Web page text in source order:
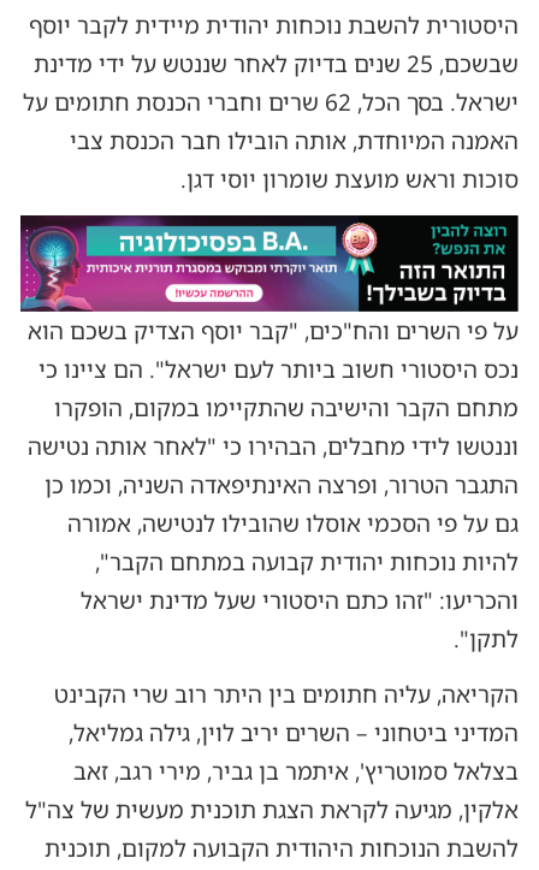
היסטורית להשבת נוכחות יהודית מיידית לקבר יוסף
שבשכם, 25 שנים בדיוק לאחר שננטש על ידי מדינת
ישראל. בסך הכל, 62 שרים וחברי הכנסת חתומים על
האמנה המיוחדת, אותה הובילו חבר הכנסת צבי
סוכות וראש מועצת שומרון יוסי דגן.
על פי השרים והח"כים, "קבר יוסף הצדיק בשכם הוא
נכס היסטורי חשוב ביותר לעם ישראל". הם ציינו כי
מתחם הקבר והישיבה שהתקיימו במקום, הופקרו
וננטשו לידי מחבלים, הבהירו כי "לאחר אותה נטישה
התגבר הטרור, ופרצה האינתיפאדה השניה, וכמו כן
גם על פי הסכמי אוסלו שהובילו לנטישה, אמורה
להיות נוכחות יהודית קבועה במתחם הקבר",
והכריעו: "זהו כתם היסטורי שעל מדינת ישראל
לתקן".
הקריאה, עליה חתומים בין היתר רוב שרי הקבינט
המדיני ביטחוני – השרים יריב לוין, גילה גמליאל,
בצלאל סמוטריץ', איתמר בן גביר, מירי רגב, זאב
אלקין, מגיעה לקראת הצגת תוכנית מעשית של צה"ל
להשבת הנוכחות היהודית הקבועה למקום, תוכנית